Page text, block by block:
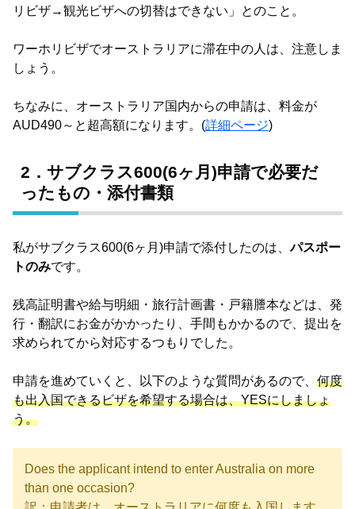
リビザ→観光ビザへの切替はできない」とのこと。
ワーホリビザでオーストラリアに滞在中の人は、注意しま
しょう。
ちなみに、オーストラリア国内からの申請は、料金が
AUD490～と超高額になります。(詳細ページ)
2．サブクラス600(6ヶ月)申請で必要だ
ったもの・添付書類
私がサブクラス600(6ヶ月)申請で添付したのは、パスポー
トのみです。
残高証明書や給与明細・旅行計画書・戸籍謄本などは、発
行・翻訳にお金がかかったり、手間もかかるので、提出を
求められてから対応するつもりでした。
申請を進めていくと、以下のような質問があるので、 何度
も出入国できるビザを希望する場合は、YESにしましょ
う。
Does the applicant intend to enter Australia on more
than one occasion?